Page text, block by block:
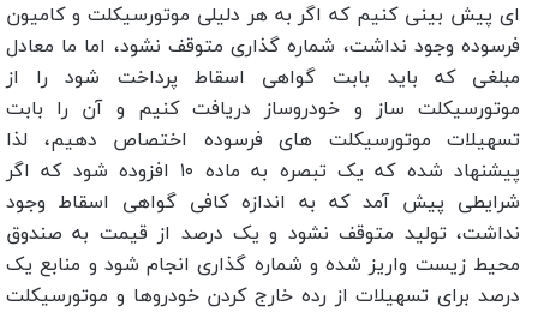
ای پیش بینی کنیم که اگر به هر دلیلی موتورسیکلت و کامیون
فرسوده وجود نداشت، شماره گذاری متوقف نشود، اما ما معادل
مبلغی که باید بابت گواهی اسقاط پرداخت شود را از
موتورسیکلت ساز و خودروساز دریافت کنیم و آن را بابت
تسهیلات موتورسیکلت های فرسوده اختصاص دهیم، لذا
پیشنهاد شده که یک تبصره به ماده ۱۰ افزوده شود که اگر
شرایطی پیش آمد که به اندازه کافی گواهی اسقاط وجود
نداشت، تولید متوقف نشود و یک درصد از قیمت به صندوق
محیط زیست واریز شده و شماره گذاری انجام شود و منابع یک
درصد برای تسهیلات از رده خارج کردن خودروها و موتورسیکلت